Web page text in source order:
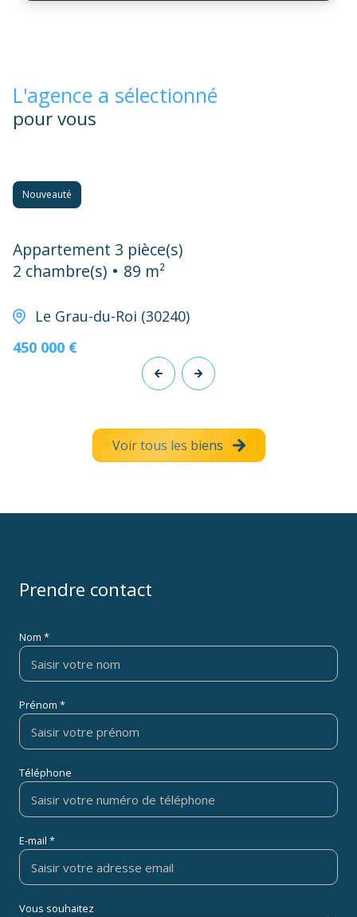
L'agence a sélectionné
pour vous
Nouveauté
Appartement 3 pièce(s)
2 chambre(s)
89 m²
Le Grau-du-Roi (30240)
450 000 €
Voir tous les biens
Prendre contact
Nom *
Prénom *
Téléphone
E-mail *
Vous souhaitez